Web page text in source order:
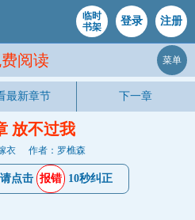
临时
书架
登录 注册
阅读 菜单
最新章节 下一章
放不过我
衣 作者：罗樵森
点击 报错 10秒纠正